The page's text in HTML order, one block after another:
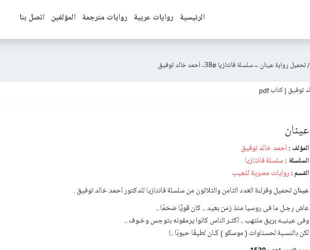
الرئيسية روايات عربية روايات مترجمة المؤلفين اتصل بنا
/تحميل رواية عينان – سلسلة فانتازيا #38- أحمد خالد توفيق
عينان
المؤلف :أحمد خالد توفيق
السلسلة : سلسلة فانتازيا
القسم : روايات مصرية للجيب
عينان تحميل وقراءة العدد الثامن والثلاثون من سلسلة فانتازيا للدكتور أحمد خالد توفيق .
عاش رجـل ما فى روسيا منذ زمن بعيد .. كان قويًّا ضخمًا ..
وفى عينيـه بريق ملتهب .. أكثـر الناس كانوا يرمقونه بتوجس وخـوف ..
لكن بالنسـبة لحسناوات ( موسكو ) كـان لطيفًا حبوبًا ..!